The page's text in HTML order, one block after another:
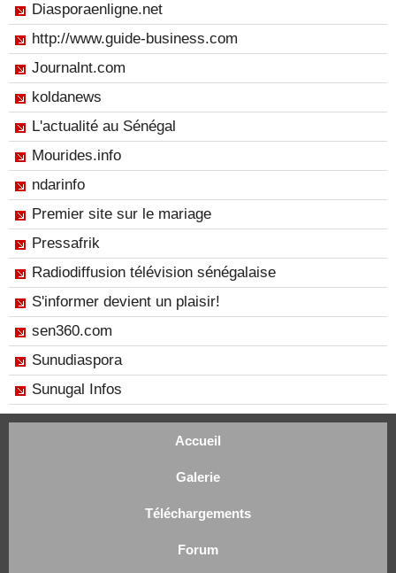
Diasporaenligne.net
http://www.guide-business.com
Journalnt.com
koldanews
L'actualité au Sénégal
Mourides.info
ndarinfo
Premier site sur le mariage
Pressafrik
Radiodiffusion télévision sénégalaise
S'informer devient un plaisir!
sen360.com
Sunudiaspora
Sunugal Infos
Accueil
Galerie
Téléchargements
Forum